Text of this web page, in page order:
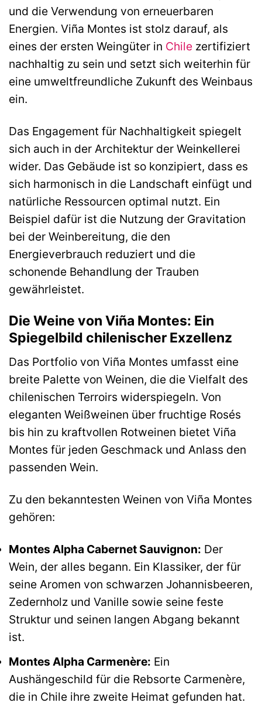
und die Verwendung von erneuerbaren
Energien. Viña Montes ist stolz darauf, als
eines der ersten Weingüter in Chile zertifiziert
nachhaltig zu sein und setzt sich weiterhin für
eine umweltfreundliche Zukunft des Weinbaus
ein.
Das Engagement für Nachhaltigkeit spiegelt
sich auch in der Architektur der Weinkellerei
wider. Das Gebäude ist so konzipiert, dass es
sich harmonisch in die Landschaft einfügt und
natürliche Ressourcen optimal nutzt. Ein
Beispiel dafür ist die Nutzung der Gravitation
bei der Weinbereitung, die den
Energieverbrauch reduziert und die
schonende Behandlung der Trauben
gewährleistet.
Die Weine von Viña Montes: Ein
Spiegelbild chilenischer Exzellenz
Das Portfolio von Viña Montes umfasst eine
breite Palette von Weinen, die die Vielfalt des
chilenischen Terroirs widerspiegeln. Von
eleganten Weißweinen über fruchtige Rosés
bis hin zu kraftvollen Rotweinen bietet Viña
Montes für jeden Geschmack und Anlass den
passenden Wein.
Zu den bekanntesten Weinen von Viña Montes
gehören:
Montes Alpha Cabernet Sauvignon: Der
Wein, der alles begann. Ein Klassiker, der für
seine Aromen von schwarzen Johannisbeeren,
Zedernholz und Vanille sowie seine feste
Struktur und seinen langen Abgang bekannt
ist.
Montes Alpha Carmenère: Ein
Aushängeschild für die Rebsorte Carmenère,
die in Chile ihre zweite Heimat gefunden hat.